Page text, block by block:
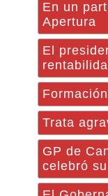
En un
Apertura
El
Trata
GP de
celebró